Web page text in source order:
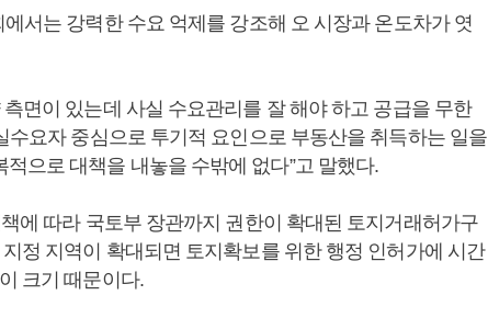
서는 강력한 수요 억제를 강조해 오 시장과 온도차가 엿
면이 있는데 사실 수요관리를 잘 해야 하고 공급을 무한
수요자 중심으로 투기적 요인으로 부동산을 취득하는 일을
으로 대책을 내놓을 수밖에 없다”고 말했다.
에 따라 국토부 장관까지 권한이 확대된 토지거래허가구
정 지역이 확대되면 토지확보를 위한 행정 인허가에 시간
크기 때문이다.